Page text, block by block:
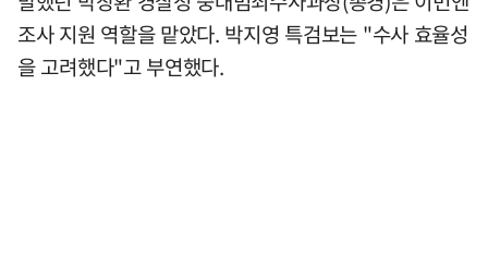
조사 지원 역할을 맡았다. 박지영 특검보는 "수사 효율성
을 고려했다"고 부연했다.